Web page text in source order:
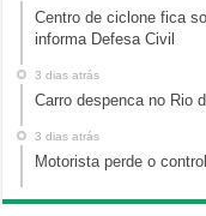
Centro de ciclone fica
informa Defesa Civil
3 dias atrás
Carro despenca no Rio
3 dias atrás
Motorista perde o